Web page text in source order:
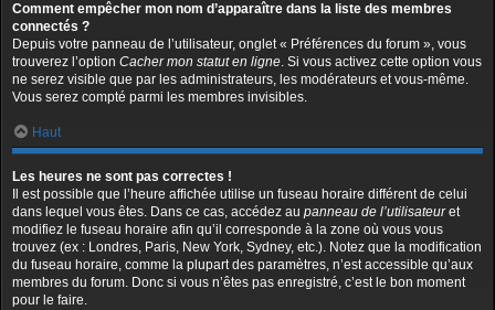
Comment empêcher mon nom d’apparaître dans la liste des membres
connectés ?
Depuis votre panneau de l’utilisateur, onglet « Préférences du forum », vous
trouverez l’option Cacher mon statut en ligne. Si vous activez cette option vous
ne serez visible que par les administrateurs, les modérateurs et vous-même.
Vous serez compté parmi les membres invisibles.
Haut
Les heures ne sont pas correctes !
Il est possible que l’heure affichée utilise un fuseau horaire différent de celui
dans lequel vous êtes. Dans ce cas, accédez au panneau de l’utilisateuret
modifiez le fuseau horaire afin qu’il corresponde à la zone où vous vous
trouvez (ex : Londres, Paris, New York, Sydney, etc.). Notez que la modification
du fuseau horaire, comme la plupart des paramètres, n’est accessible qu’aux
membres du forum. Donc si vous n’êtes pas enregistré, c’est le bon moment
pour le faire.